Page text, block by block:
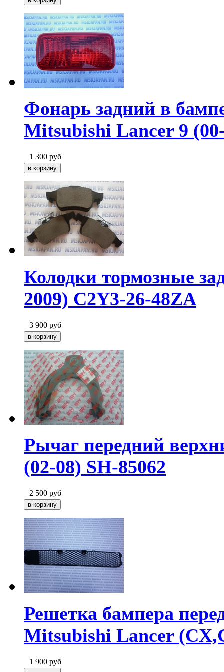
Фонарь задний в
Mitsubishi Lancer 9
1 300 руб
Колодки тормозные
2009) C2Y3-26-48ZA
3 900 руб
Рычаг передний
(02-08) SH-85062
2 500 руб
Решетка бампера
Mitsubishi Lancer
1 900 руб